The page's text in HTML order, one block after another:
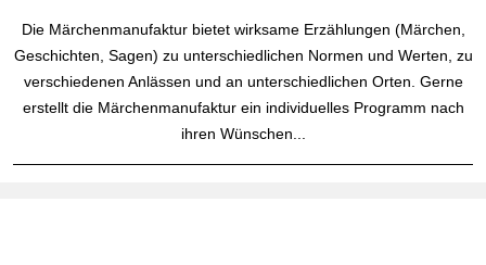
Die Märchenmanufaktur bietet wirksame Erzählungen (Märchen,
Geschichten, Sagen) zu unterschiedlichen Normen und Werten, zu
verschiedenen Anlässen und an unterschiedlichen Orten. Gerne
erstellt die Märchenmanufaktur ein individuelles Programm nach
ihren Wünschen...